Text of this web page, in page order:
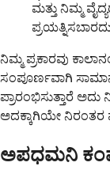
ಮತ್ತು ನಿಮ್ಮ
ನಿಮ್ಮ ಪ್ರಕಾರವು
ಸಂಪೂರ್ಣವಾಗಿ
ಪ್ರಾರಂಭಿಸುತ್ತಾರೆ
ಅದಕ್ಕಾಗಿಯೇ ನಿರಂತರ
ಅಪಧಮನಿ